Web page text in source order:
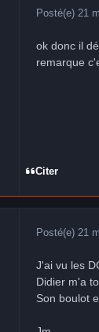
Posté(e) 21
ok donc il
remarque
Citer
Posté(e) 21
J'ai vu les
Didier m'a
Son boulot